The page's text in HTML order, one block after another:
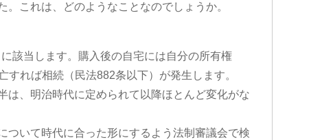
これは、どのようなことなのでしょうか。
該当します。購入後の自宅には自分の所有権
れば相続（民法882条以下）が発生します。
は、明治時代に定められて以降ほとんど変化がな
ついて時代に合った形にするよう法制審議会で検